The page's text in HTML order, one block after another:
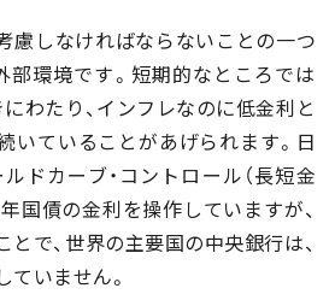
慮しなければならないことの一つ
部環境です。短期的なところでは
わたり、インフレなのに低金利と
いていることがあげられます。日
ドカーブ・コントロール（長短金
国債の金利を操作していますが、
で、世界の主要国の中央銀行は、
いません。